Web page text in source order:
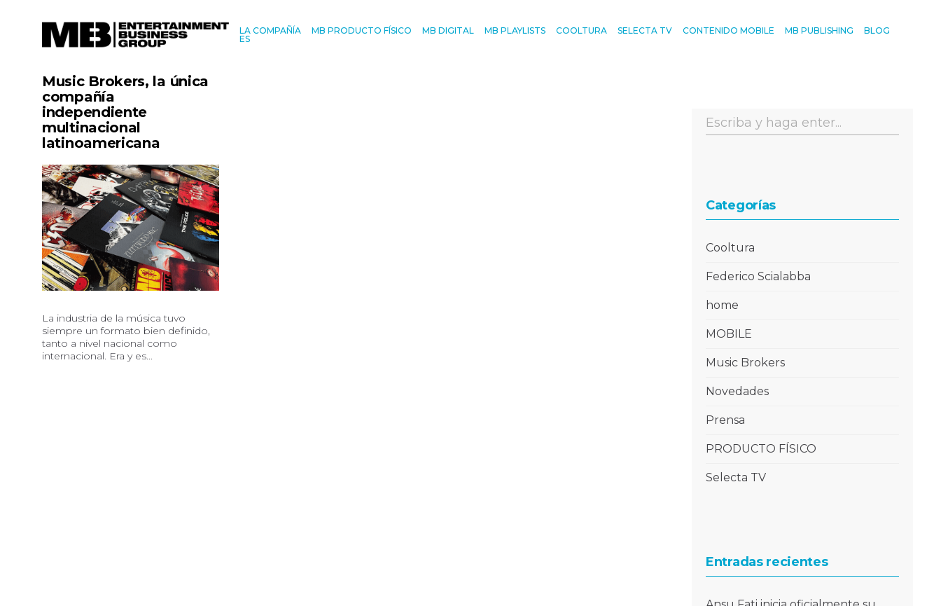
LA COMPAÑÍA MB PRODUCTO FÍSICO MB DIGITAL MB PLAYLISTS COOLTURA SELECTA TV CONTENIDO MOBILE MB PUBLISHING
BLOG
ES
Music Brokers, la única
compañía
independiente
multinacional
latinoamericana
La industria de la música tuvo
siempre un formato bien definido,
tanto a nivel nacional como
internacional. Era y es...
Categorías
Cooltura
Federico Scialabba
home
MOBILE
Music Brokers
Novedades
Prensa
PRODUCTO FÍSICO
Selecta TV
Entradas recientes